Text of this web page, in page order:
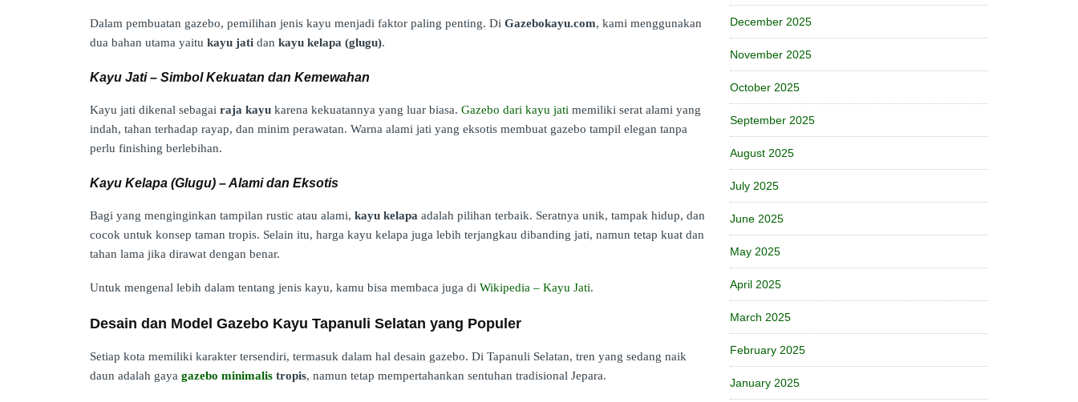
Dalam pembuatan gazebo, pemilihan jenis kayu menjadi faktor paling penting. Di Gazebokayu.com, kami menggunakan
dua bahan utama yaitu kayu jati dan kayu kelapa (glugu).
Kayu Jati – Simbol Kekuatan dan Kemewahan
Kayu jati dikenal sebagai raja kayu karena kekuatannya yang luar biasa. Gazebo dari kayu jati memiliki serat alami yang
indah, tahan terhadap rayap, dan minim perawatan. Warna alami jati yang eksotis membuat gazebo tampil elegan tanpa
perlu finishing berlebihan.
Kayu Kelapa (Glugu) – Alami dan Eksotis
Bagi yang menginginkan tampilan rustic atau alami, kayu kelapa adalah pilihan terbaik. Seratnya unik, tampak hidup, dan
cocok untuk konsep taman tropis. Selain itu, harga kayu kelapa juga lebih terjangkau dibanding jati, namun tetap kuat dan
tahan lama jika dirawat dengan benar.
Untuk mengenal lebih dalam tentang jenis kayu, kamu bisa membaca juga di Wikipedia – Kayu Jati.
Desain dan Model Gazebo Kayu Tapanuli Selatan yang Populer
Setiap kota memiliki karakter tersendiri, termasuk dalam hal desain gazebo. Di Tapanuli Selatan, tren yang sedang naik
daun adalah gaya gazebo minimalis tropis, namun tetap mempertahankan sentuhan tradisional Jepara.
December 2025
November 2025
October 2025
September 2025
August 2025
July 2025
June 2025
May 2025
April 2025
March 2025
February 2025
January 2025